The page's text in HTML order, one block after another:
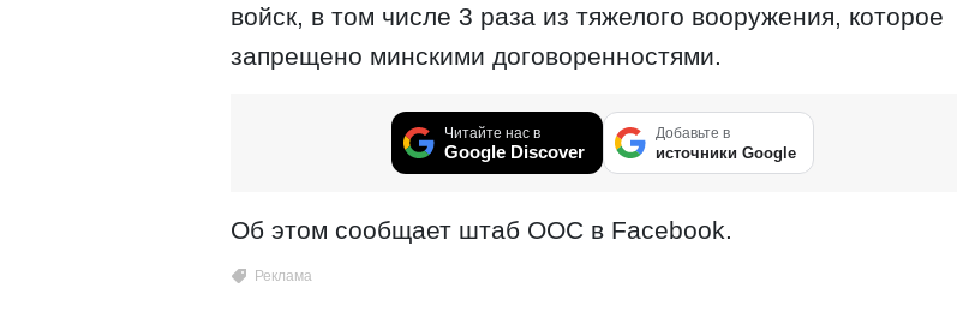
войск, в том числе 3 раза из тяжелого вооружения, которое
запрещено минскими договоренностями.
Читайте нас в
Google Discover
Добавьте в
источники Google
Об этом сообщает штаб ООС в Facebook.